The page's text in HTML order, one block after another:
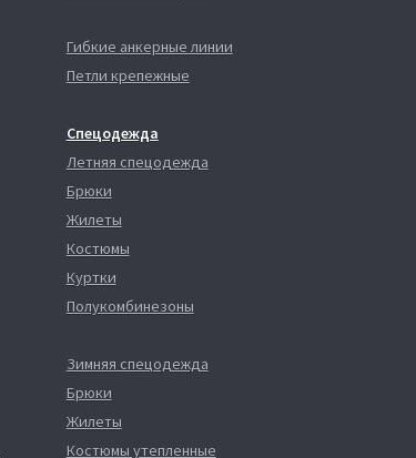
Гибкие анкерные линии
Петли крепежные
Спецодежда
Летняя спецодежда
Брюки
Жилеты
Костюмы
Куртки
Полукомбинезоны
Зимняя спецодежда
Брюки
Жилеты
Костюмы утепленные